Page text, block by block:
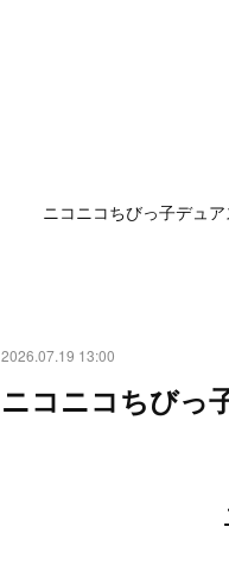
ニコニコちびっ子デュ
2026.07.19 13:00
ニコニコちびっ